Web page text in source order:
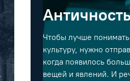
Чтобы лучше
культуру, нужно
когда появилось
вещей и явлений. И